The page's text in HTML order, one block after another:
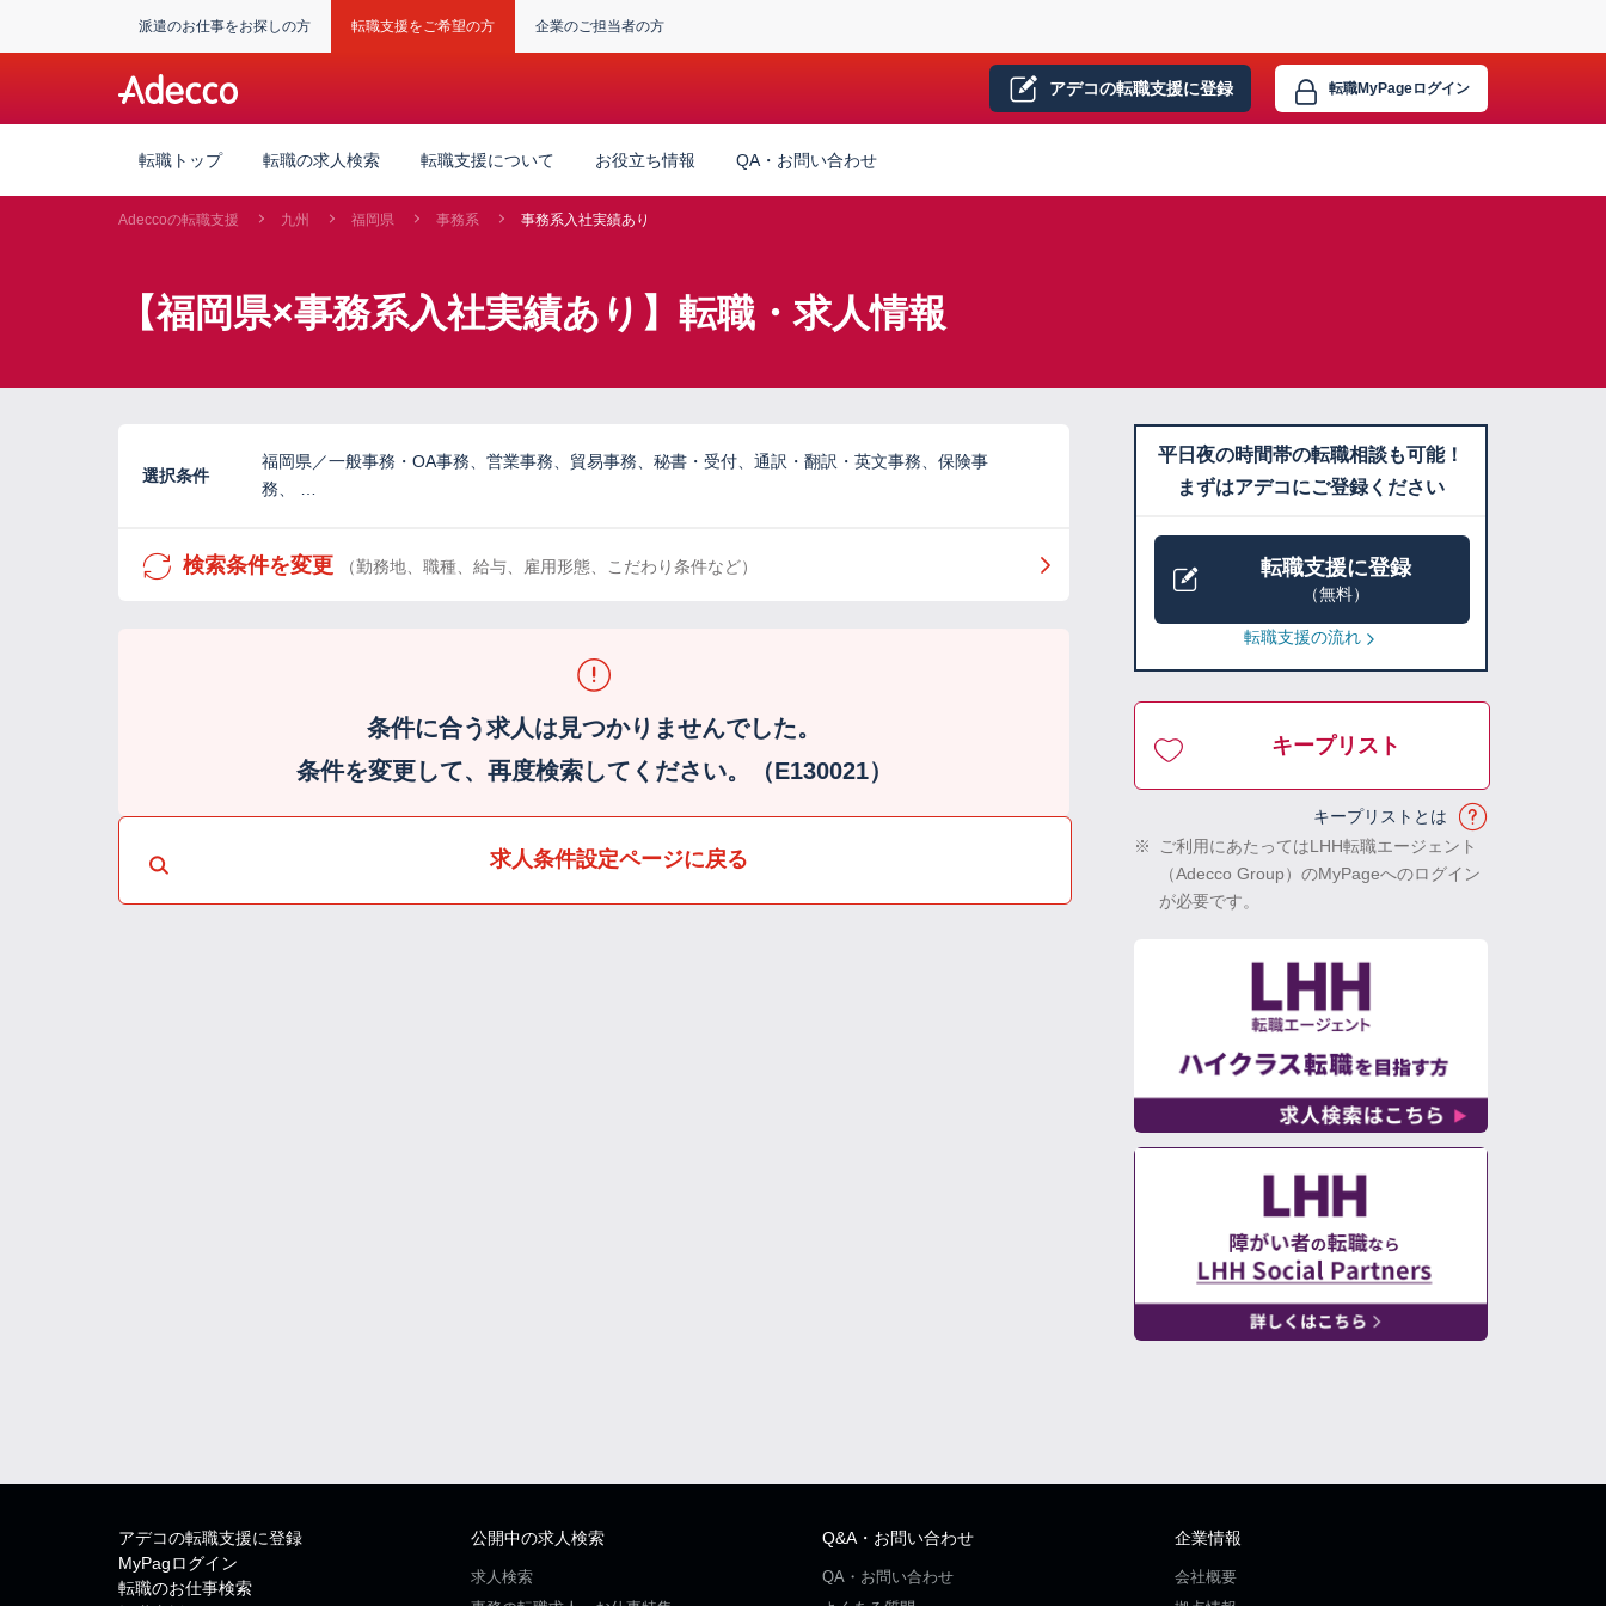
派遣のお仕事をお探しの方 転職支援をご希望の方 企業のご担当者の方
アデコの転職支援に登録 転職MyPageログイン
転職トップ 転職の求人検索 転職支援について お役立ち情報 QA・お問い合わせ
Adeccoの転職支援 九州 福岡県 事務系 事務系入社実績あり
【福岡県×事務系入社実績あり】転職・求人情報
選択条件
福岡県／一般事務・OA事務、営業事務、貿易事務、秘書・受付、通訳・翻訳・英文事務、保険事
務、 …
検索条件を変更 （勤務地、職種、給与、雇用形態、こだわり条件など）
条件に合う求人は見つかりませんでした。
条件を変更して、再度検索してください。（E130021）
求人条件設定ページに戻る
平日夜の時間帯の転職相談も可能！
まずはアデコにご登録ください
転職支援に登録
（無料）
転職支援の流れ
キープリスト
キープリストとは
※
ご利用にあたってはLHH転職エージェント
（Adecco Group）のMyPageへのログイン
が必要です。
アデコの転職支援に登録
MyPagログイン
転職のお仕事検索
公開中の求人検索
求人検索
Q&A・お問い合わせ
QA・お問い合わせ
企業情報
会社概要